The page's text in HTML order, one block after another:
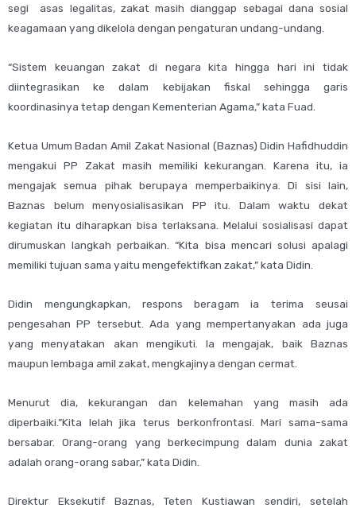
segi asas legalitas, zakat masih dianggap sebagai dana sosial
keagamaan yang dikelola dengan pengaturan undang-undang.
“Sistem keuangan zakat di negara kita hingga hari ini tidak
diintegrasikan ke dalam kebijakan fiskal sehingga garis
koordinasinya tetap dengan Kementerian Agama,” kata Fuad.
Ketua Umum Badan Amil Zakat Nasional (Baznas) Didin Hafidhuddin
mengakui PP Zakat masih memiliki kekurangan. Karena itu, ia
mengajak semua pihak berupaya memperbaikinya. Di sisi lain,
Baznas belum menyosialisasikan PP itu. Dalam waktu dekat
kegiatan itu diharapkan bisa terlaksana. Melalui sosialisasi dapat
dirumuskan langkah perbaikan. “Kita bisa mencari solusi apalagi
memiliki tujuan sama yaitu mengefektifkan zakat,” kata Didin.
Didin mengungkapkan, respons beragam ia terima seusai
pengesahan PP tersebut. Ada yang mempertanyakan ada juga
yang menyatakan akan mengikuti. Ia mengajak, baik Baznas
maupun lembaga amil zakat, mengkajinya dengan cermat.
Menurut dia, kekurangan dan kelemahan yang masih ada
diperbaiki.”Kita lelah jika terus berkonfrontasi. Mari sama-sama
bersabar. Orang-orang yang berkecimpung dalam dunia zakat
adalah orang-orang sabar,” kata Didin.
Direktur Eksekutif Baznas, Teten Kustiawan sendiri, setelah